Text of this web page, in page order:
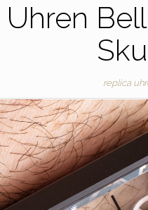
Uhren
replica